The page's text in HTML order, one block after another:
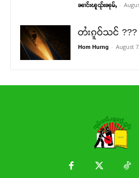
ၼၢင်းၽူၺ်းၼုမ်ႇ -
တႆးၵူဝ်သင် ???
Hom Hurng - August